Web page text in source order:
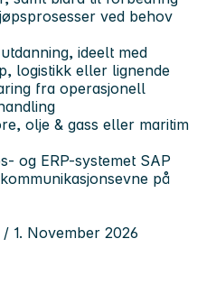
ved behov
ideelt med
logistikk eller lignende
fra operasjonell
olje & gass eller maritim
og ERP-systemet SAP
på
November 2026